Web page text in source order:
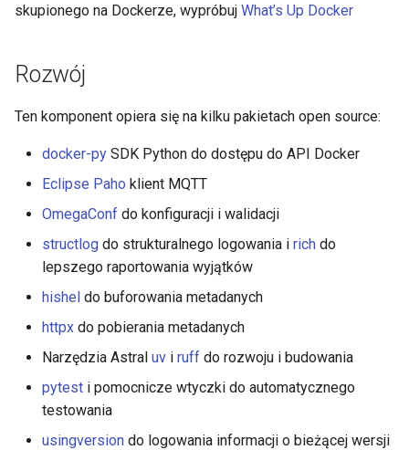
skupionego na Dockerze, wypróbuj What’s Up Docker
Rozwój
Ten komponent opiera się na kilku pakietach open source:
docker-py SDK Python do dostępu do API Docker
Eclipse Paho klient MQTT
OmegaConf do konfiguracji i walidacji
structlog do strukturalnego logowania i rich do
lepszego raportowania wyjątków
hishel do buforowania metadanych
httpx do pobierania metadanych
Narzędzia Astral uv i ruff do rozwoju i budowania
pytest i pomocnicze wtyczki do automatycznego
testowania
usingversion do logowania informacji o bieżącej wersji